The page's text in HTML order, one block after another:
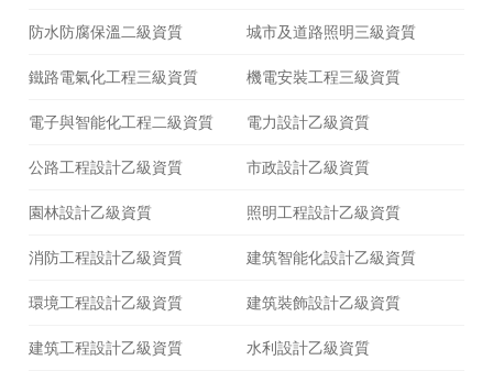
防水防腐保溫二級資質 城市及道路照明三級資質
鐵路電氣化工程三級資質 機電安裝工程三級資質
電子與智能化工程二級資質 電力設計乙級資質
公路工程設計乙級資質 市政設計乙級資質
園林設計乙級資質 照明工程設計乙級資質
消防工程設計乙級資質 建筑智能化設計乙級資質
環境工程設計乙級資質 建筑裝飾設計乙級資質
建筑工程設計乙級資質 水利設計乙級資質